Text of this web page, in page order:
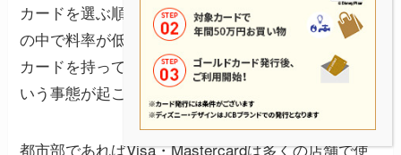
カードを選ぶ順番は「渡航先で使えるブランド→そ
の中で料率が低いカード」です。逆にすると、安い
カードを持って行ったのに現地で使えなかった、と
いう事態が起こりえます。
都市部であればVisa・Mastercardは多くの店舗で使